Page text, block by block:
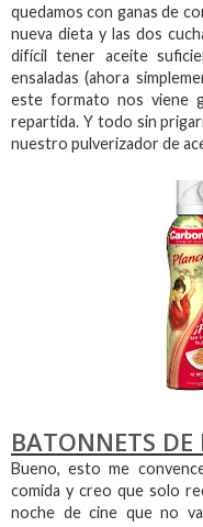
quedamos con ganas de
nueva dieta y las dos
difícil tener aceite
ensaladas (ahora
este formato nos viene
repartida. Y todo sin
nuestro pulverizador de
BATONNETS
Bueno, esto me
comida y creo que solo
noche de cine que no